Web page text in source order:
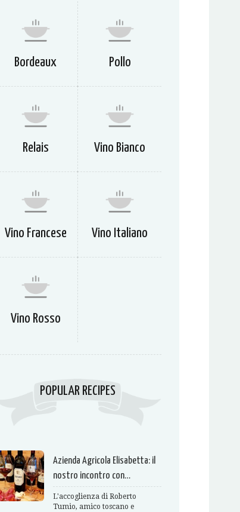
Bordeaux Pollo
Relais Vino Bianco
Vino Francese Vino Italiano
Vino Rosso
POPULAR RECIPES
Azienda Agricola Elisabetta: il
nostro incontro con…
L'accoglienza di Roberto
Tumio, amico toscano e